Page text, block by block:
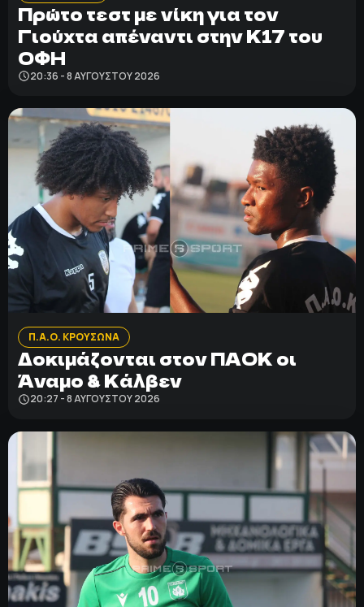
Πρώτο τεστ με νίκη για τον
Γιούχτα απέναντι στην Κ17 του
ΟΦΗ
20:36 - 8 ΑΥΓΟΎΣΤΟΥ 2026
Π.Α.Ο. ΚΡΟΥΣΩΝΑ
Δοκιμάζονται στον ΠΑΟΚ οι
Άναμο & Κάλβεν
20:27 - 8 ΑΥΓΟΎΣΤΟΥ 2026